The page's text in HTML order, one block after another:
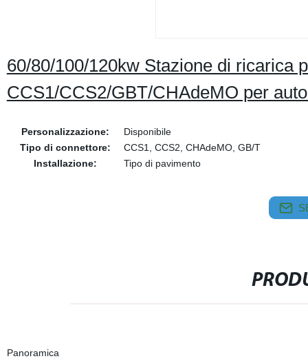
60/80/100/120kw Stazione di ricarica
CCS1/CCS2/GBT/CHAdeMO per
Personalizzazione:
Disponibile
Tipo di connettore:
CCS1, CCS2, CHAdeMO, GB/T
Installazione:
Tipo di pavimento
Panoramica